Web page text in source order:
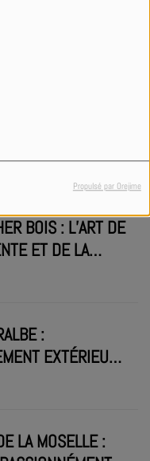
Propulsé par Orejime
OÙ LE CŒUR ET
ET UNE
POUR LA
DU TROFEO !
BOIS : L’ART DE
ET DE LA
:
EXTÉRIEUR
LA MOSELLE :